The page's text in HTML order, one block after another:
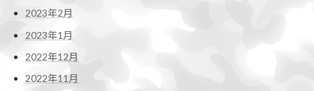
2023年2月
2023年1月
2022年12月
2022年11月